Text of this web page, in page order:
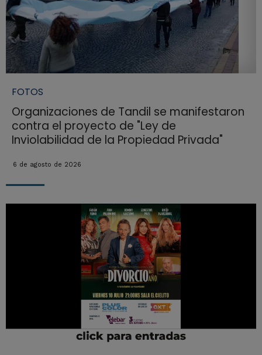
FOTOS
Organizaciones de Tandil se manifestaron
contra el proyecto de "Ley de
Inviolabilidad de la Propiedad Privada"
6 de agosto de 2026